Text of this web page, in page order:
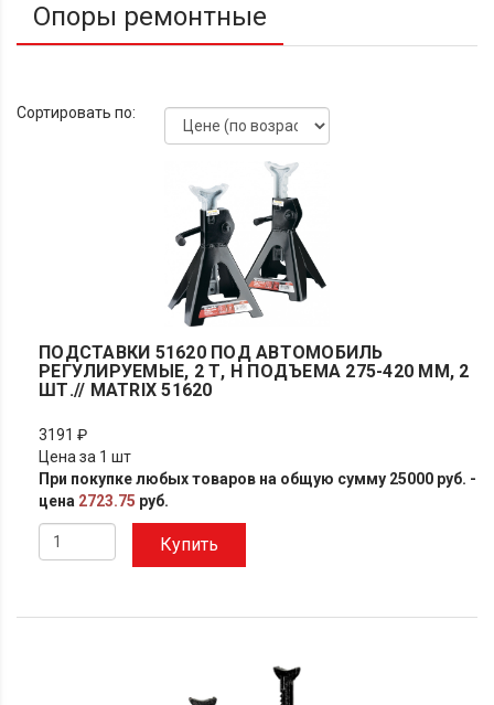
Опоры ремонтные
Сортировать по:
ПОДСТАВКИ 51620 ПОД АВТОМОБИЛЬ
РЕГУЛИРУЕМЫЕ, 2 Т, H ПОДЪЕМА 275-420 ММ, 2
ШТ.// MATRIX 51620
3191 ₽
Цена за 1 шт
При покупке любых товаров на общую сумму 25000 руб. -
цена 2723.75 руб.
Купить